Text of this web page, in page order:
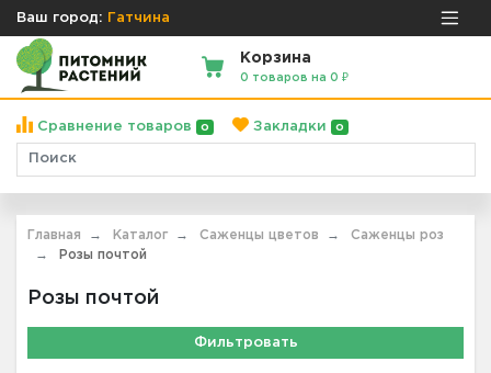
Ваш город: Гатчина
Корзина
0 товаров на 0 ₽
Сравнение товаров 0 Закладки 0
Главная Каталог Саженцы цветов
Саженцы роз
Розы почтой
Розы почтой
Фильтровать